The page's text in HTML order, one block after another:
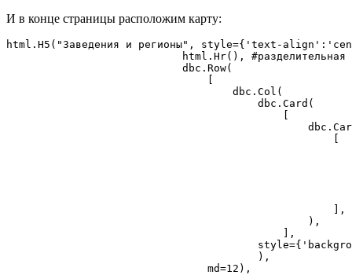
И в конце страницы расположим карту:
html.H5("Заведения и регионы", style={'text-
html.Hr(), #разделительная
                            dbc.Row(
                                    dbc.Col(
                                        dbc.Card(
                                                    ],
                                                ),
                                            ],
                                        ),
                                md=12),